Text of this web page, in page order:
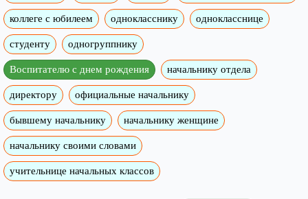
коллеге с юбилеем однокласснику однокласснице
студенту одногруппнику
Воспитателю с днем рождения начальнику отдела
директору официальные начальнику
бывшему начальнику начальнику женщине
начальнику своими словами
учительнице начальных классов